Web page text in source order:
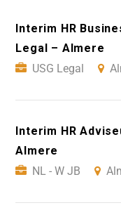
Interim HR
Legal – Almere
USG Legal
Interim HR
Almere
NL - W JB